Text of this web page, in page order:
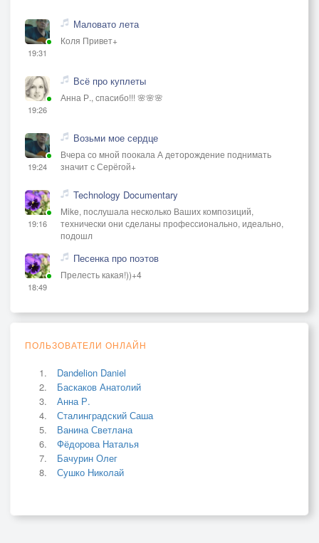
19:31
Маловато лета
Коля Привет+
19:26
Всё про куплеты
Анна Р., спасибо!!! 🌸🌸🌸
19:24
Возьми мое сердце
Вчера со мной поокала А деторождение поднимать
значит с Серёгой+
19:16
Technology Documentary
Mike, послушала несколько Ваших композиций,
технически они сделаны профессионально, идеально,
подошл
18:49
Песенка про поэтов
Прелесть какая!))+4
ПОЛЬЗОВАТЕЛИ ОНЛАЙН
Dandelion Daniel
Баскаков Анатолий
Анна Р.
Сталинградский Саша
Ванина Светлана
Фёдорова Наталья
Бачурин Олег
Сушко Николай